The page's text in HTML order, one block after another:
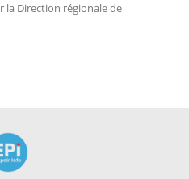
Direction régionale de